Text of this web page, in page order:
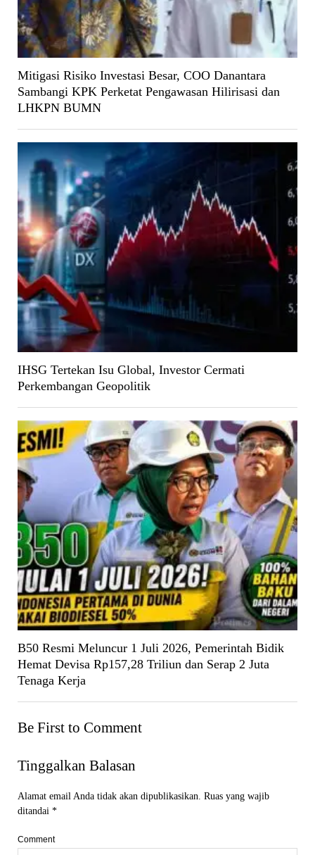
Mitigasi Risiko Investasi Besar, COO Danantara
Sambangi KPK Perketat Pengawasan Hilirisasi dan
LHKPN BUMN
IHSG Tertekan Isu Global, Investor Cermati
Perkembangan Geopolitik
B50 Resmi Meluncur 1 Juli 2026, Pemerintah Bidik
Hemat Devisa Rp157,28 Triliun dan Serap 2 Juta
Tenaga Kerja
Be First to Comment
Tinggalkan Balasan
Alamat email Anda tidak akan dipublikasikan. Ruas yang wajib
ditandai *
Comment